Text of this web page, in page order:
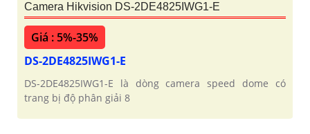
Camera Hikvision DS-2DE4825IWG1-E
Giá : 5%-35%
DS-2DE4825IWG1-E
DS-2DE4825IWG1-E là dòng camera speed dome có
trang bị độ phân giải 8